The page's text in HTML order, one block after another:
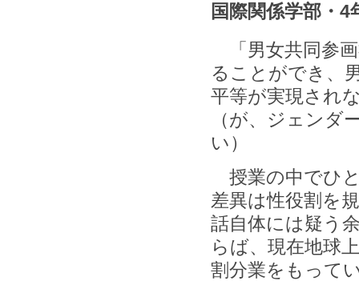
国際関係学部・4
「男女共同参
ることができ、
平等が実現され
（が、ジェンダ
い）
授業の中でひ
差異は性役割を
話自体には疑う
らば、現在地球
割分業をもって